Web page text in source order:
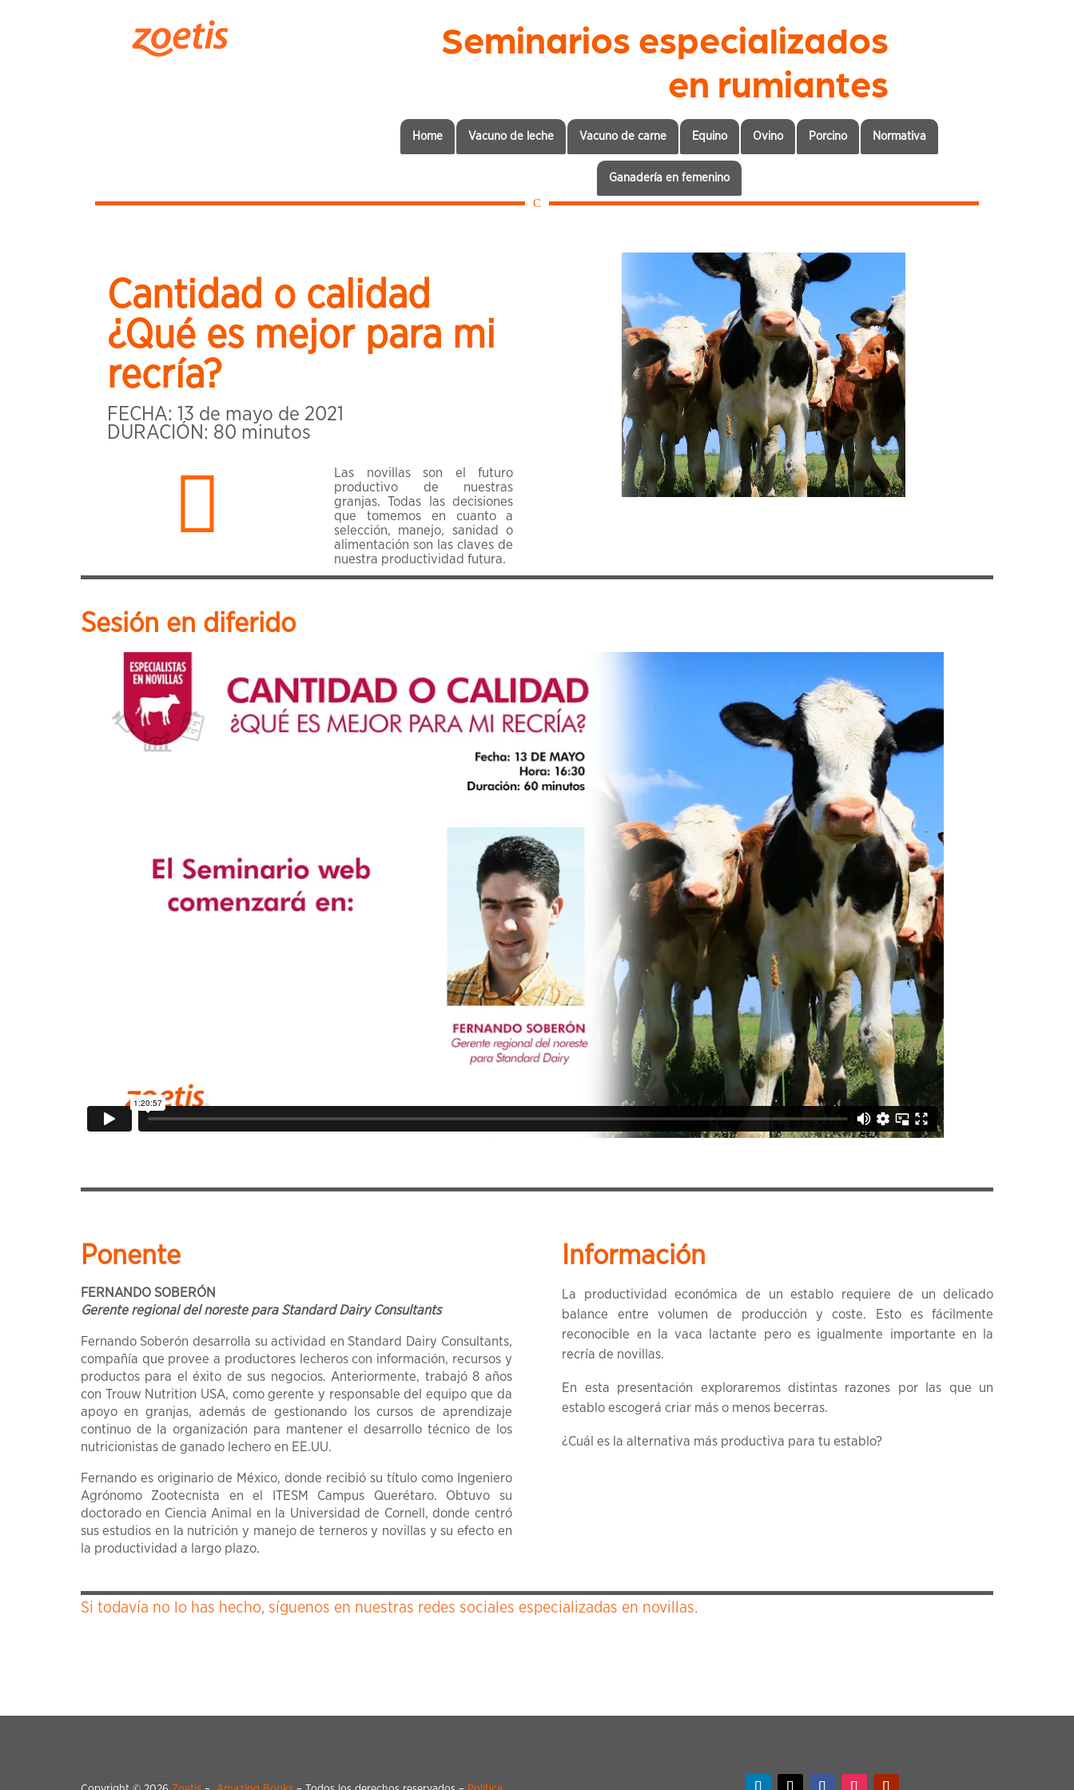
Seminarios especializados
en rumiantes
Home Vacuno de leche Vacuno de carne Equino Ovino Porcino Normativa
Ganadería en femenino
C
Cantidad o calidad
¿Qué es mejor para mi
recría?
FECHA: 13 de mayo de 2021
DURACIÓN: 80 minutos

Las novillas son el futuro
productivo de nuestras
granjas. Todas las decisiones
que tomemos en cuanto a
selección, manejo, sanidad o
alimentación son las claves de
nuestra productividad futura.
Sesión en diferido
Ponente
FERNANDO SOBERÓN
Gerente regional del noreste para Standard Dairy Consultants
Fernando Soberón desarrolla su actividad en Standard Dairy Consultants,
compañía que provee a productores lecheros con información, recursos y
productos para el éxito de sus negocios. Anteriormente, trabajó 8 años
con Trouw Nutrition USA, como gerente y responsable del equipo que da
apoyo en granjas, además de gestionando los cursos de aprendizaje
continuo de la organización para mantener el desarrollo técnico de los
nutricionistas de ganado lechero en EE.UU.
Fernando es originario de México, donde recibió su título como Ingeniero
Agrónomo Zootecnista en el ITESM Campus Querétaro. Obtuvo su
doctorado en Ciencia Animal en la Universidad de Cornell, donde centró
sus estudios en la nutrición y manejo de terneros y novillas y su efecto en
la productividad a largo plazo.
Información
La productividad económica de un establo requiere de un delicado
balance entre volumen de producción y coste. Esto es fácilmente
reconocible en la vaca lactante pero es igualmente importante en la
recría de novillas.
En esta presentación exploraremos distintas razones por las que un
establo escogerá criar más o menos becerras.
¿Cuál es la alternativa más productiva para tu establo?
Si todavía no lo has hecho, síguenos en nuestras redes sociales especializadas en novillas.